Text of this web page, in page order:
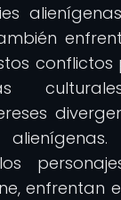
conflictos
enfrentan